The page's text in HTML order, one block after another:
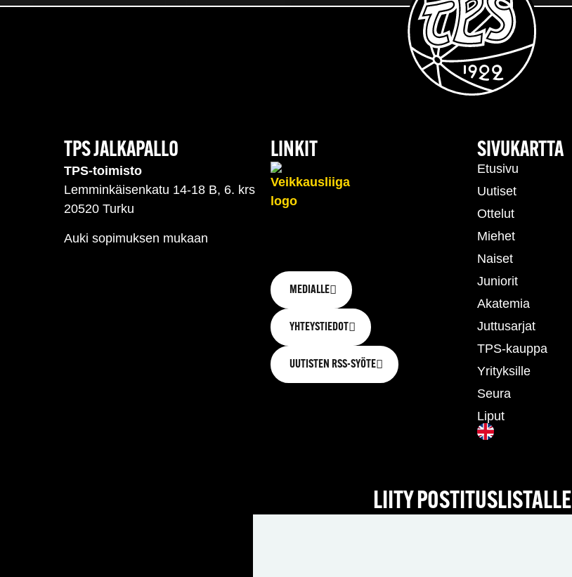
TPS JALKAPALLO
TPS-toimisto
Lemminkäisenkatu 14-18 B, 6. krs
20520 Turku
Auki sopimuksen mukaan
LINKIT
MEDIALLE
YHTEYSTIEDOT
UUTISTEN RSS-SYÖTE
SIVUKARTTA
Etusivu
Uutiset
Ottelut
Miehet
Naiset
Juniorit
Akatemia
Juttusarjat
TPS-kauppa
Yrityksille
Seura
Liput
LIITY POSTITUSLISTALLE